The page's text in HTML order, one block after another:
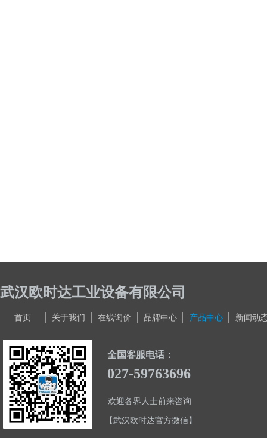
武汉欧时达工业设备有限公司
首页 关于我们 在线询价 品牌中心 产品中心 新闻动
【武汉欧时达官方微信】
全国客服电话：
027-59763696
欢迎各界人士前来咨询